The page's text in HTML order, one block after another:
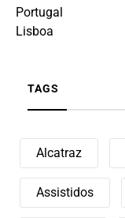
Portugal
Lisboa
TAGS
Alcatraz
Assistidos